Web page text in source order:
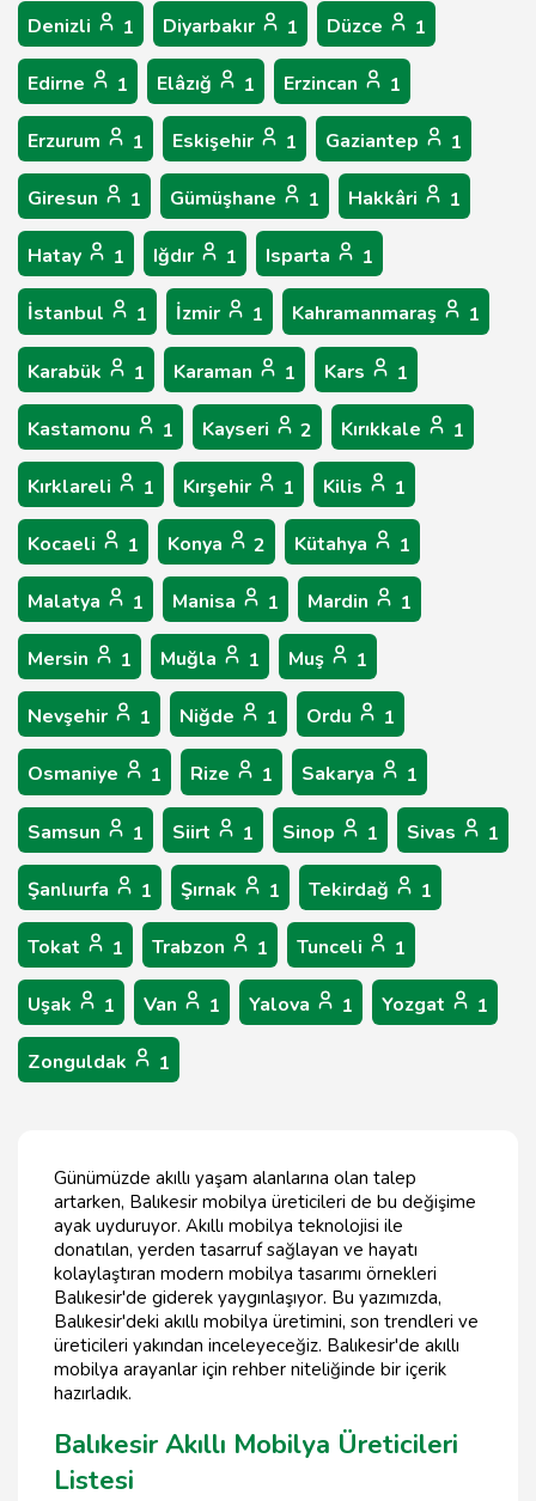
Denizli 1 Diyarbakır 1 Düzce 1
Edirne 1 Elâzığ 1 Erzincan 1
Erzurum 1 Eskişehir 1 Gaziantep 1
Giresun 1 Gümüşhane 1 Hakkâri 1
Hatay 1 Iğdır 1 Isparta 1
İstanbul 1 İzmir 1 Kahramanmaraş 1
Karabük 1 Karaman 1 Kars 1
Kastamonu 1 Kayseri 2 Kırıkkale 1
Kırklareli 1 Kırşehir 1 Kilis 1
Kocaeli 1 Konya 2 Kütahya 1
Malatya 1 Manisa 1 Mardin 1
Mersin 1 Muğla 1 Muş 1
Nevşehir 1 Niğde 1 Ordu 1
Osmaniye 1 Rize 1 Sakarya 1
Samsun 1 Siirt 1 Sinop 1 Sivas 1
Şanlıurfa 1 Şırnak 1 Tekirdağ 1
Tokat 1 Trabzon 1 Tunceli 1
Uşak 1 Van 1 Yalova 1 Yozgat 1
Zonguldak 1
Günümüzde akıllı yaşam alanlarına olan talep
artarken, Balıkesir mobilya üreticileri de bu değişime
ayak uyduruyor. Akıllı mobilya teknolojisi ile
donatılan, yerden tasarruf sağlayan ve hayatı
kolaylaştıran modern mobilya tasarımı örnekleri
Balıkesir'de giderek yaygınlaşıyor. Bu yazımızda,
Balıkesir'deki akıllı mobilya üretimini, son trendleri ve
üreticileri yakından inceleyeceğiz. Balıkesir'de akıllı
mobilya arayanlar için rehber niteliğinde bir içerik
hazırladık.
Balıkesir Akıllı Mobilya Üreticileri
Listesi